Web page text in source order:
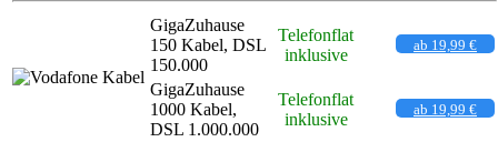
GigaZuhause
150 Kabel, DSL
150.000
Telefonflat
inklusive
ab 19,99 €
GigaZuhause
1000 Kabel,
DSL 1.000.000
Telefonflat
inklusive
ab 19,99 €